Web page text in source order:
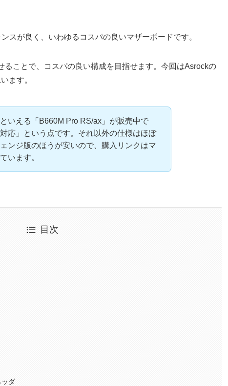
スが良く、いわゆるコスパの良いマザーボードです。
ことで、コスパの良い構成を目指せます。今回はAsrockの
ます。
いえる「B660M Pro RS/ax」が販売中で
応」という点です。それ以外の仕様はほぼ
ンジ版のほうが安いので、購入リンクはマ
います。
目次
ッダ